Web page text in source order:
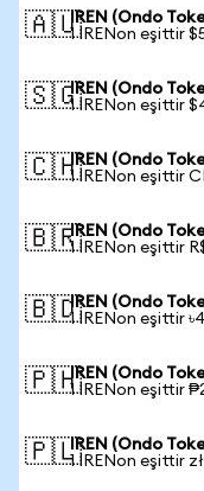
🇦🇺IREN (Ondo
1 IRENon eşittir
🇸🇬IREN (Ondo
1 IRENon eşittir
🇨🇭IREN (Ondo
1 IRENon eşittir
🇧🇷IREN (Ondo
1 IRENon eşittir
🇧🇩IREN (Ondo
1 IRENon eşittir
🇵🇭IREN (Ondo
1 IRENon eşittir
🇵🇱IREN (Ondo
1 IRENon eşittir